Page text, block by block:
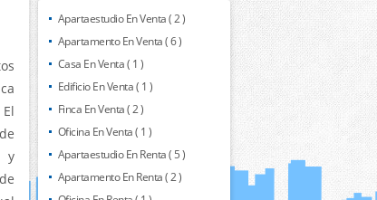
y
Apartaestudio En Venta ( 2 )
Apartamento En Venta ( 6 )
Casa En Venta ( 1 )
Edificio En Venta ( 1 )
Finca En Venta ( 2 )
Oficina En Venta ( 1 )
Apartaestudio En Renta ( 5 )
Apartamento En Renta ( 2 )